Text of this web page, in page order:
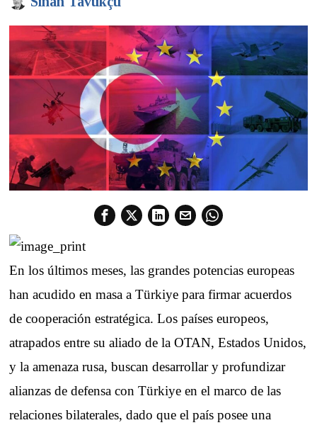
En los últimos meses, las grandes potencias europeas
han acudido en masa a Türkiye para firmar acuerdos
de cooperación estratégica. Los países europeos,
atrapados entre su aliado de la OTAN, Estados Unidos,
y la amenaza rusa, buscan desarrollar y profundizar
alianzas de defensa con Türkiye en el marco de las
relaciones bilaterales, dado que el país posee una